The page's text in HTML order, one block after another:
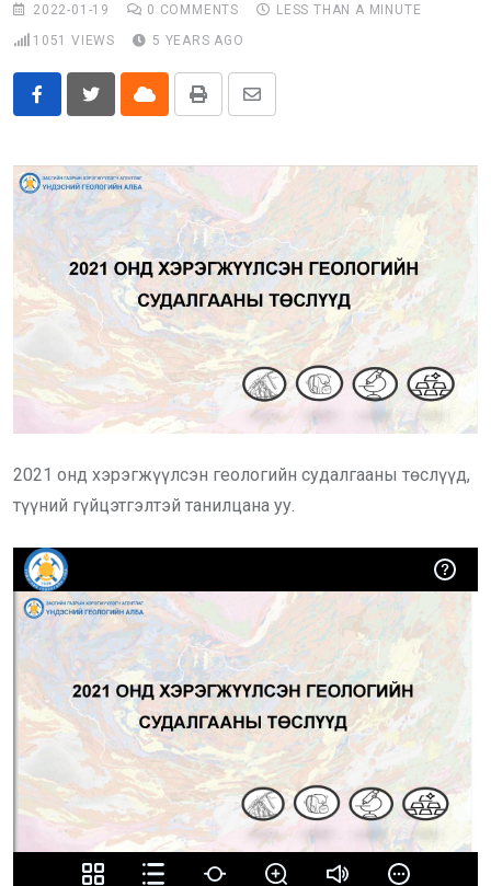
2022-01-19 0 COMMENTS
LESS THAN A MINUTE
1051
VIEWS 5 YEARS AGO
Cloud Print
Share
Email
2021 онд хэрэгжүүлсэн геологийн судалгааны төслүүд,
түүний гүйцэтгэлтэй танилцана уу.